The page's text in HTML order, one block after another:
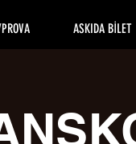
ASKIDA BİLET